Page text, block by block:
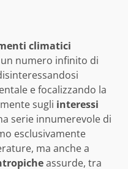
climatici
numero infinito di
e focalizzando la
sugli interessi
serie innumerevole di
esclusivamente
ma anche a
assurde, tra